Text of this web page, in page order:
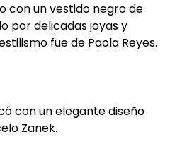
con un vestido negro de
por delicadas joyas y
fue de Paola Reyes.
con un elegante diseño
Zanek.